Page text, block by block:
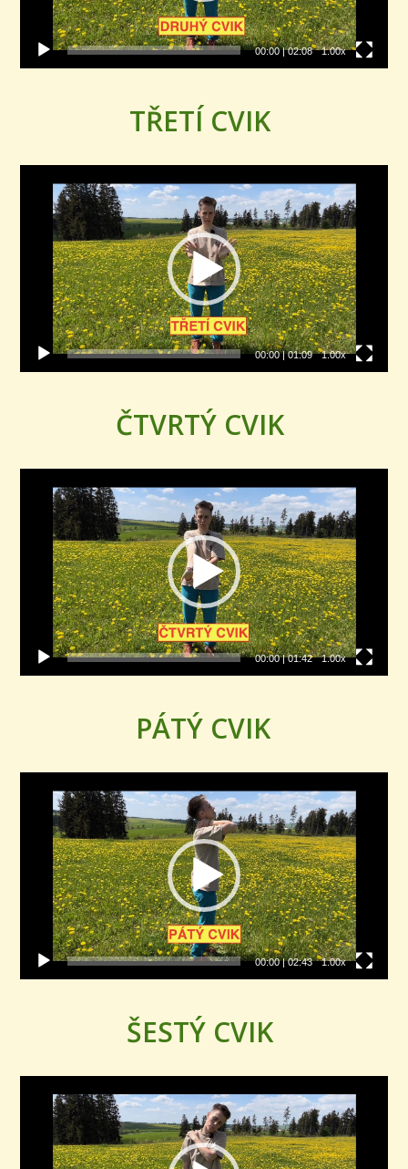
00:00|02:08 1.00x
TŘETÍ CVIK
přehrávač
00:00|01:09 1.00x
ČTVRTÝ CVIK
přehrávač
00:00|01:42 1.00x
PÁTÝ CVIK
přehrávač
00:00|02:43 1.00x
ŠESTÝ CVIK
přehrávač